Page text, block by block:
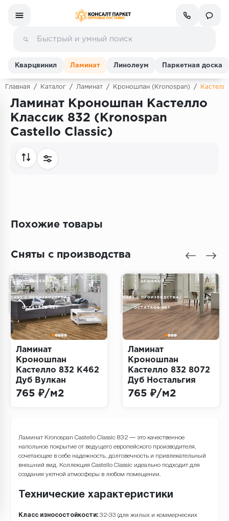
Линолеум
Кварц-винил (ПВХ плитка)
Пробковое покрытие
Ковровая плитка
Плинтус
Подложка
Строительные материалы
Кварцвинил Ламинат Линолеум Паркетная доска
Главная / Каталог / Ламинат / Кроношпан (Kronospan) /
Ламинат Кроношпан Кастелло
Классик 832 (Kronospan
Castello Classic)
Похожие товары
Сняты с производства
ДЕШЕВЫЙ
СНЯТ С ПРОИЗВОДСТВА/
ОСТАТКОВ НЕТ
Ламинат
Кроношпан
Кастелло 832 К462
Дуб Вулкан
Золотой
765 ₽/м2
ДЕШЕВЫЙ
СНЯТ С ПРОИЗВОДСТВА/
ОСТАТКОВ НЕТ
Ламинат
Кроношпан
Кастелло 832 8072
Дуб Ностальгия
(Kronospan
765 ₽/м2
Ламинат Kronospan Castello Classic 832 — это качественное
напольное покрытие от ведущего европейского производителя,
сочетающее в себе надежность, долговечность и привлекательный
внешний вид. Коллекция Castello Classic идеально подходит для
создания уютной атмосферы в любом помещении.
Технические характеристики
Класс износостойкости:32-33 (для жилых и коммерческих